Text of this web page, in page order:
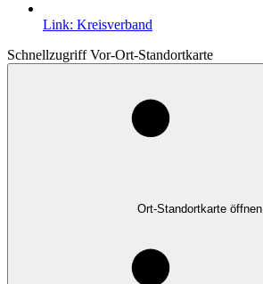
Link: Kreisverband
Schnellzugriff Vor-Ort-Standortkarte
Ort-Standortkarte öffnen